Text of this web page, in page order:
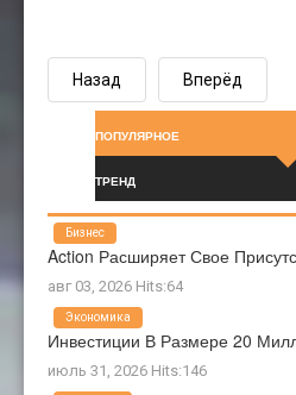
Назад Вперёд
ПОПУЛЯРНОЕ
ТРЕНД
Action Расширяет Свое
авг 03, 2026 Hits:64
Бизнес
Инвестиции В Размере 20
июль 31, 2026 Hits:146
Экономика